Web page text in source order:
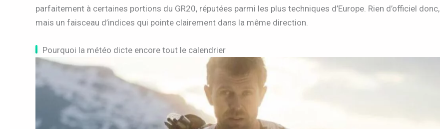
parfaitement à certaines portions du GR20, réputées parmi les plus techniques d’Europe. Rien d’officiel donc,
mais un faisceau d’indices qui pointe clairement dans la même direction.
Pourquoi la météo dicte encore tout le calendrier